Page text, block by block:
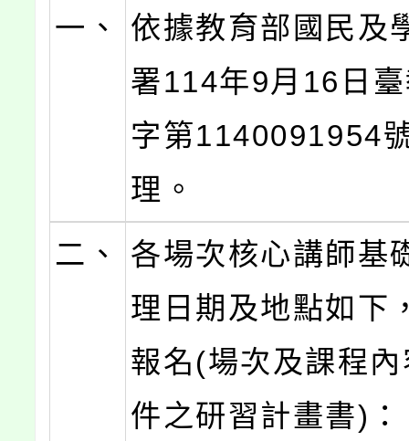
一、
依據教育部國民及
署114年9月16日
字第1140091954
理。
二、
各場次核心講師基
理日期及地點如下
報名(場次及課程
件之研習計畫書)：